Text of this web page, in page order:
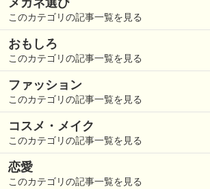
メガネ選び
このカテゴリの記事一覧を見る
おもしろ
このカテゴリの記事一覧を見る
ファッション
このカテゴリの記事一覧を見る
コスメ・メイク
このカテゴリの記事一覧を見る
恋愛
このカテゴリの記事一覧を見る